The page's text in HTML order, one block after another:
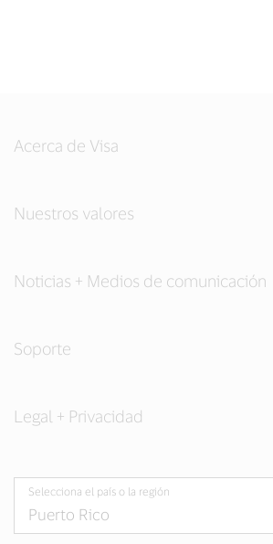
Acerca de Visa
Nuestros valores
Noticias + Medios de comunicación
Soporte
Legal + Privacidad
Selecciona el país o la región